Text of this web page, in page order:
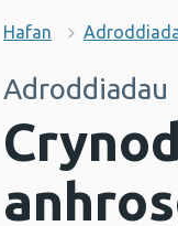
Hafan
Adroddiadau